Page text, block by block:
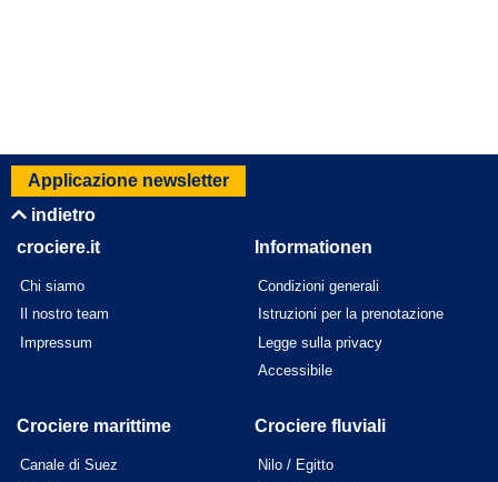
Applicazione newsletter
indietro
crociere.it
Chi siamo
Il nostro team
Impressum
Informationen
Condizioni generali
Istruzioni per la prenotazione
Legge sulla privacy
Accessibile
Crociere marittime
Canale di Suez
Crociere fluviali
Nilo / Egitto